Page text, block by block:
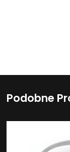
Podobne